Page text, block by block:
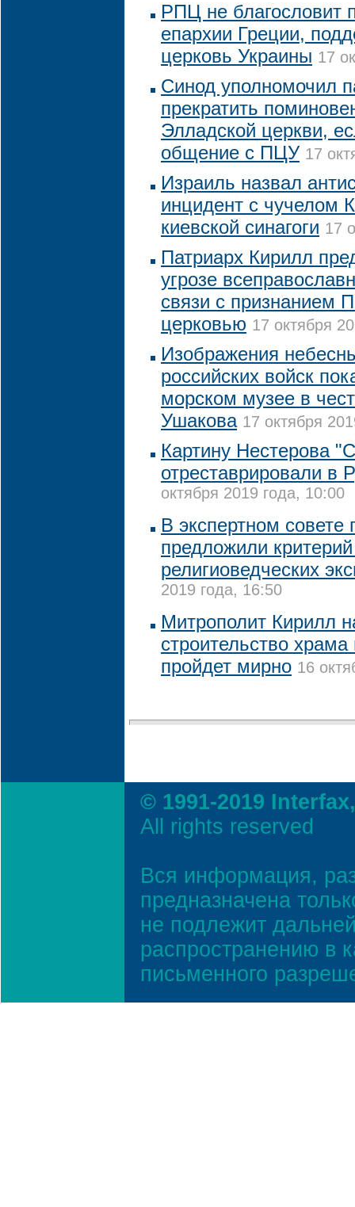
РПЦ не благословит
епархии Греции,
церковь Украины 17
Синод уполномочил
прекратить
Элладской церкви,
общение с ПЦУ 17
Израиль назвал
инцидент с чучелом
киевской синагоги 17
Патриарх Кирилл
угрозе
связи с признанием
церковью 17 октября
Изображения
российских войск
морском музее в
Ушакова 17 октября
Картину Нестерова
отреставрировали в
октября 2019 года, 10:00
В экспертном
предложили
религиоведческих
2019 года, 16:50
Митрополит Кирилл
строительство храма
пройдет мирно 16
© 1991-2019
All rights reserved
Вся информация,
предназначена
не подлежит
распространению в
письменного